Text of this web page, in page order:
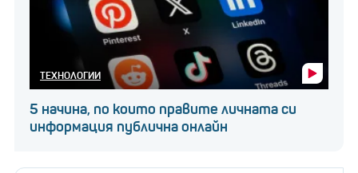
ТЕХНОЛОГИИ
5 начина, по които правите личната си
информация публична онлайн